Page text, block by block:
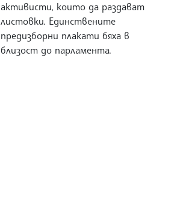
активисти, които да раздават
листовки. Единствените
предизборни плакати бяха в
близост до парламента.